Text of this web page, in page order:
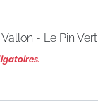
- Le Pin Vert